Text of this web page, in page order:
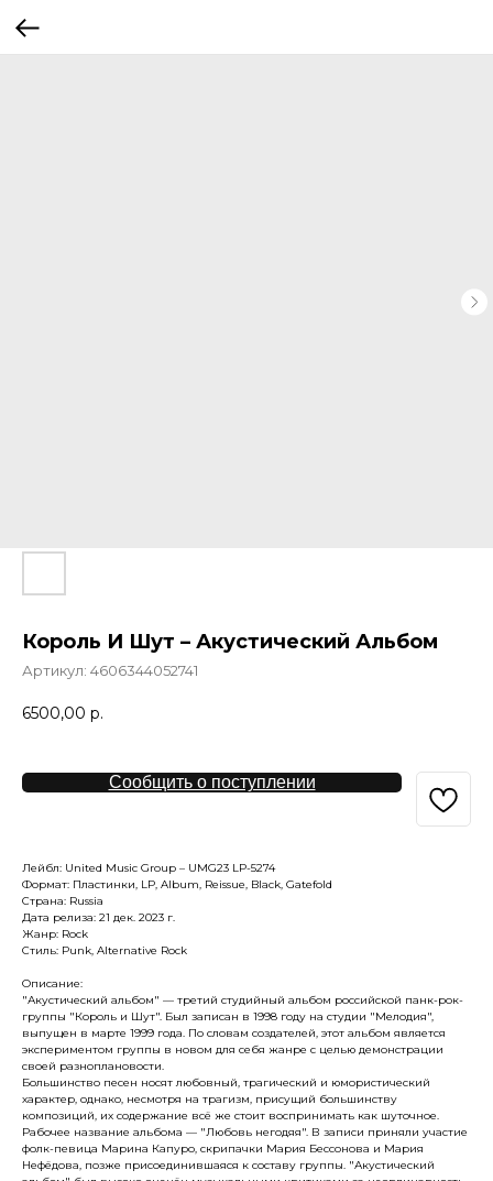
Король И Шут – Акустический Альбом
Артикул: 4606344052741
6500,00 р.
Сообщить о поступлении
Лейбл: United Music Group – UMG23 LP-5274
Формат: Пластинки, LP, Album, Reissue, Black, Gatefold
Страна: Russia
Дата релиза: 21 дек. 2023 г.
Жанр: Rock
Стиль: Punk, Alternative Rock
Описание:
"Акустический альбом" — третий студийный альбом российской панк-рок-
группы "Король и Шут". Был записан в 1998 году на студии "Мелодия",
выпущен в марте 1999 года. По словам создателей, этот альбом является
экспериментом группы в новом для себя жанре с целью демонстрации
своей разноплановости.
Большинство песен носят любовный, трагический и юмористический
характер, однако, несмотря на трагизм, присущий большинству
композиций, их содержание всё же стоит воспринимать как шуточное.
Рабочее название альбома — "Любовь негодяя". В записи приняли участие
фолк-певица Марина Капуро, скрипачки Мария Бессонова и Мария
Нефёдова, позже присоединившаяся к составу группы. "Акустический